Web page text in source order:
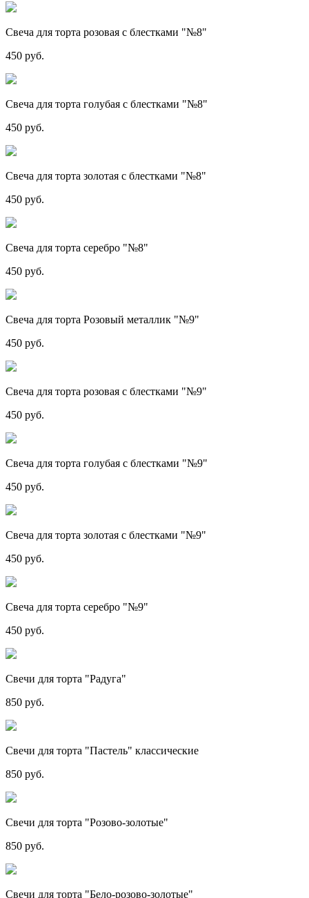
Свеча для торта розовая с блестками "№8"
450 руб.
Свеча для торта голубая с блестками "№8"
450 руб.
Свеча для торта золотая с блестками "№8"
450 руб.
Свеча для торта серебро "№8"
450 руб.
Свеча для торта Розовый металлик "№9"
450 руб.
Свеча для торта розовая с блестками "№9"
450 руб.
Свеча для торта голубая с блестками "№9"
450 руб.
Свеча для торта золотая с блестками "№9"
450 руб.
Свеча для торта серебро "№9"
450 руб.
Свечи для торта "Радуга"
850 руб.
Свечи для торта "Пастель" классические
850 руб.
Свечи для торта "Розово-золотые"
850 руб.
Свечи для торта "Бело-розово-золотые"